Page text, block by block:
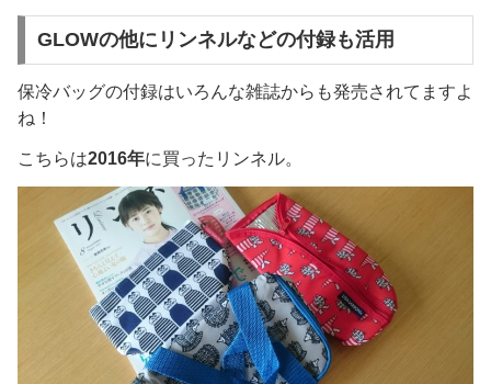
GLOWの他にリンネルなどの付録も活用
保冷バッグの付録はいろんな雑誌からも発売されてますよ
ね！
こちらは2016年に買ったリンネル。